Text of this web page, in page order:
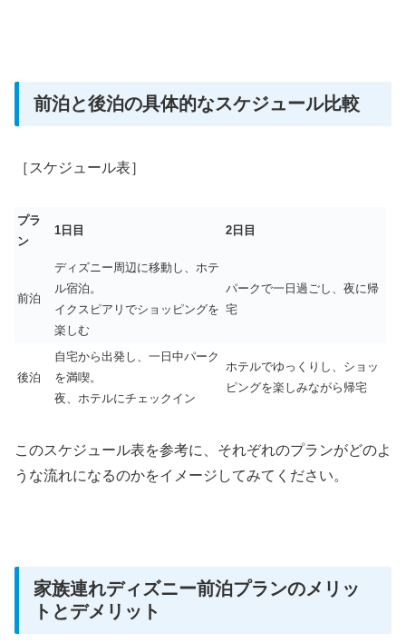
前泊と後泊の具体的なスケジュール比較
［スケジュール表］
プラ
ン
1 日目 2 日目
前泊
ディズニー周辺に移動し、ホテ
ル宿泊。
イクスピアリでショッピングを
楽しむ
パークで一日過ごし、夜に帰
宅
後泊
自宅から出発し、一日中パーク
を満喫。
夜、ホテルにチェックイン
ホテルでゆっくりし、ショッ
ピングを楽しみながら帰宅
このスケジュール表を参考に、それぞれのプランがどのよ
うな流れになるのかをイメージしてみてください。
家族連れディズニー前泊プランのメリッ
トとデメリット